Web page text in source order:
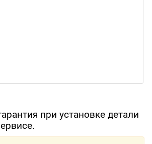
при установке детали